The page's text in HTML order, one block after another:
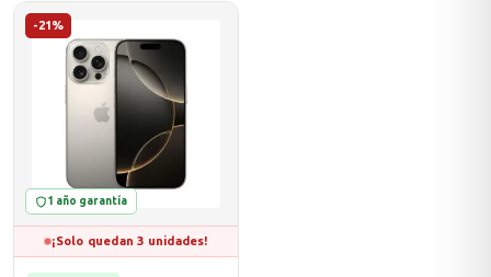
→
-21%
1 año garantía
¡Solo quedan 3 unidades!